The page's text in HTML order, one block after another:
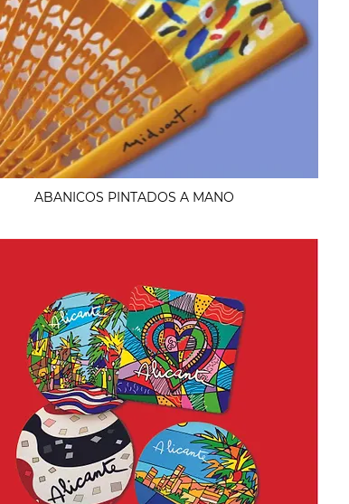
ABANICOS PINTADOS A MANO